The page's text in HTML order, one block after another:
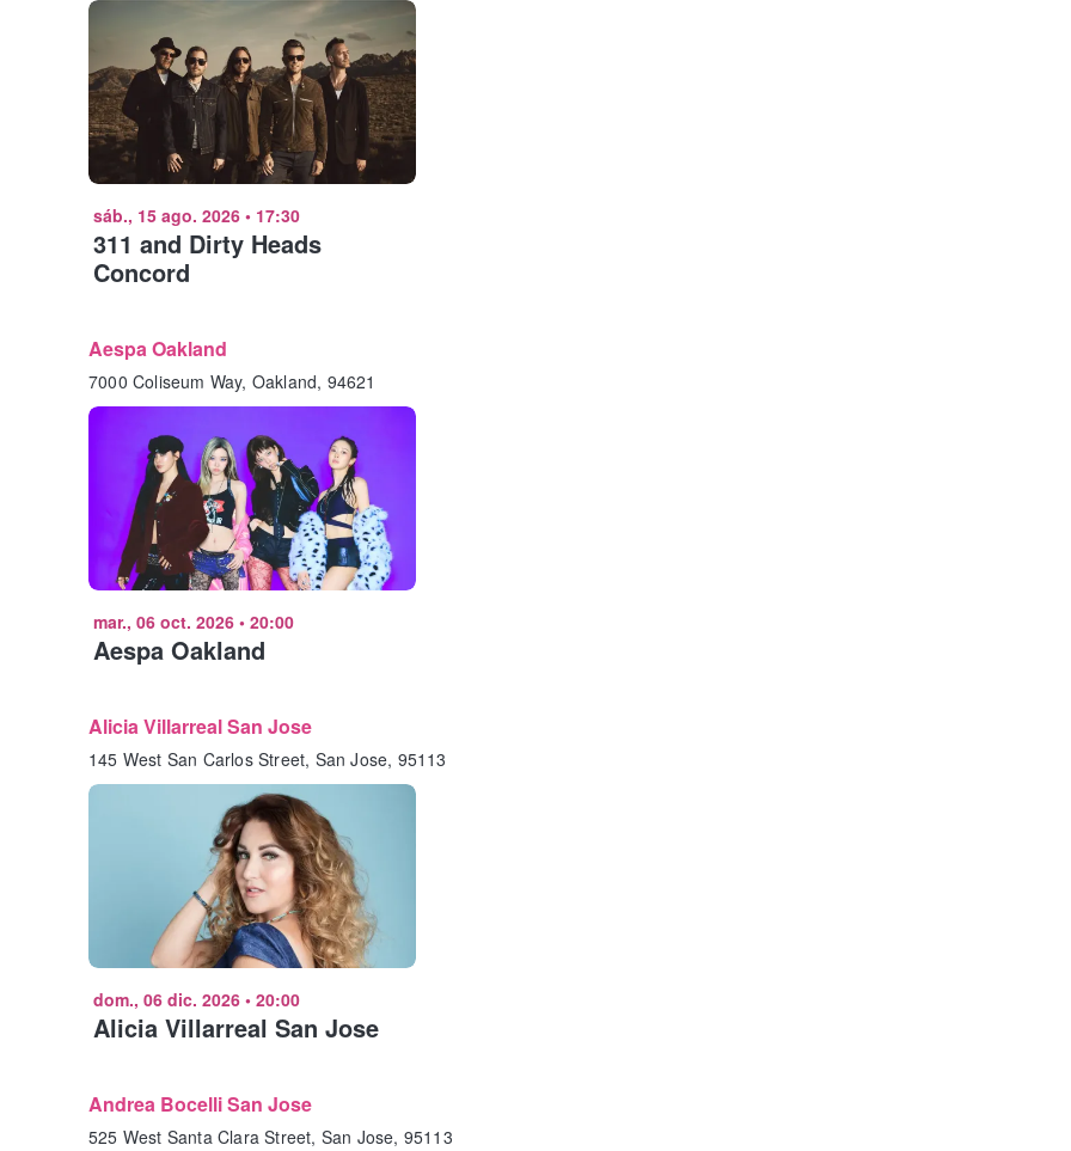
sáb., 15 ago. 2026 • 17:30
311 and Dirty Heads
Concord
Aespa Oakland
7000 Coliseum Way, Oakland, 94621
mar., 06 oct. 2026 • 20:00
Aespa Oakland
Alicia Villarreal San Jose
145 West San Carlos Street, San Jose, 95113
dom., 06 dic. 2026 • 20:00
Alicia Villarreal San Jose
Andrea Bocelli San Jose
525 West Santa Clara Street, San Jose, 95113